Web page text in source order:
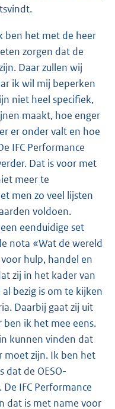
ben het met de heer
zorgen dat de
Daar zullen wij
ik wil mij beperken
niet heel specifiek,
maakt, hoe enger
er onder valt en hoe
IFC Performance
Dat is voor met
meer te
men zo veel lijsten
voldoen.
eenduidige set
nota «Wat de wereld
hulp, handel en
zij in het kader van
bezig is om te kijken
Daarbij gaat zij uit
ben ik het mee eens.
kunnen vinden dat
moet zijn. Ik ben het
dat de OESO-
IFC Performance
dat is met name voor